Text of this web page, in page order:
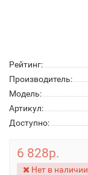
Рейтинг:
Производитель:
Модель:
Артикул:
Доступно:
6 828р.
Нет в наличии